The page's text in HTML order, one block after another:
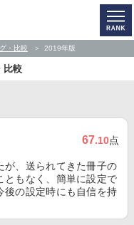
・比較 2019年版
比較
67.10点
が、送られてきた冊子の
ともなく、簡単に設定で
後の設定時にも自信を持